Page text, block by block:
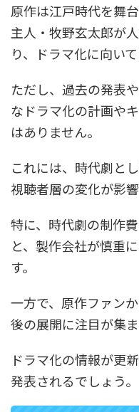
原作は江戸時代を舞
主人・牧野玄太郎が
り、ドラマ化に向いて
ただし、過去の発表
なドラマ化の計画や
はありません。
これには、時代劇と
視聴者層の変化が影
特に、時代劇の制作
と、製作会社が慎重
す。
一方で、原作ファン
後の展開に注目が集ま
ドラマ化の情報が更
発表されるでしょう。